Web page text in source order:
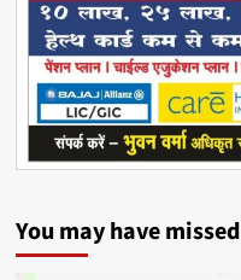
You may have missed